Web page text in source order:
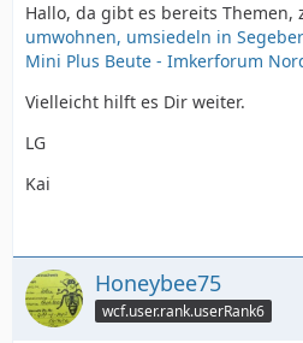
Hallo, da gibt es bereits Themen,
umwohnen, umsiedeln in
Mini Plus Beute - Imkerforum
Vielleicht hilft es Dir weiter.
LG
Kai
Honeybee75
wcf.user.rank.userRank6